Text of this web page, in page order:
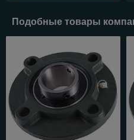
Подобные товары